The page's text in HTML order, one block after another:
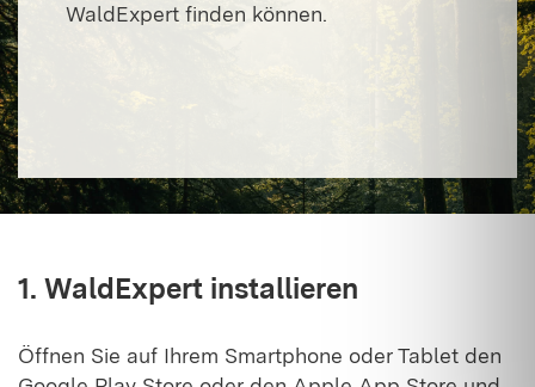
WaldExpert finden können.
1. WaldExpert installieren
Öffnen Sie auf Ihrem Smartphone oder Tablet den